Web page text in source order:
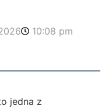
10:08 pm
jedna z